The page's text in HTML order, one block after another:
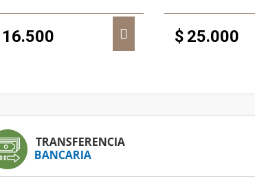
16.500 $ 25.000